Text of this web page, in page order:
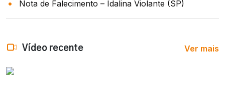
Nota de Falecimento – Idalina Violante (SP)
Vídeo recente Ver mais